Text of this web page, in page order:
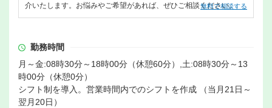
介いたします。お悩みやご希望があれば、ぜひご相談ください。
無料で相談する
勤務時間
月～金:08時30分～18時00分（休憩60分）,土:08時30分～13
時00分（休憩0分）
シフト制を導入。営業時間内でのシフトを作成 （当月21日～
翌月20日）